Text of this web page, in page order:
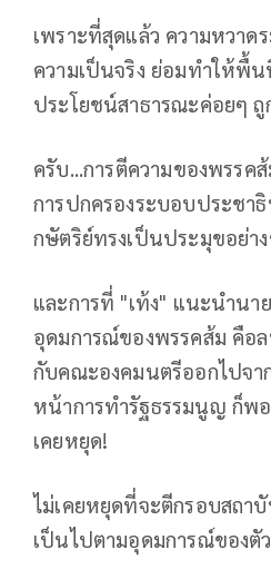
เพราะที่สุดแล้ว ความหวาด
ความเป็นจริง ย่อมทำให้พื้
ประโยชน์สาธารณะค่อยๆ ถู
ครับ...การตีความของพรรค
การปกครองระบอบประชา
กษัตริย์ทรงเป็นประมุขอย่า
และการที่ "เท้ง" แนะนำน
อุดมการณ์ของพรรคส้ม คือล
กับคณะองคมนตรีออกไปจา
หน้าการทำรัฐธรรมนูญ ก็พ
เคยหยุด!
ไม่เคยหยุดที่จะตีกรอบสถา
เป็นไปตามอุดมการณ์ของตัว